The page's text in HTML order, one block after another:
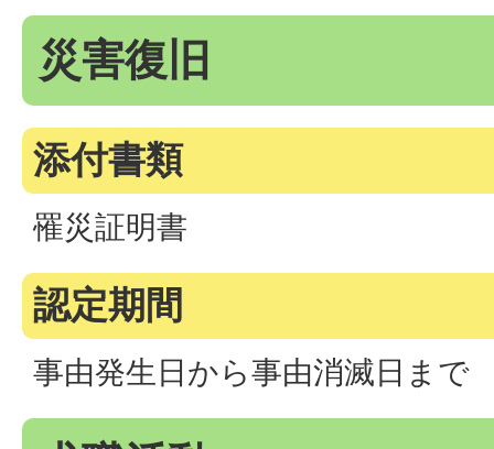
災害復旧
添付書類
罹災証明書
認定期間
事由発生日から事由消滅日まで